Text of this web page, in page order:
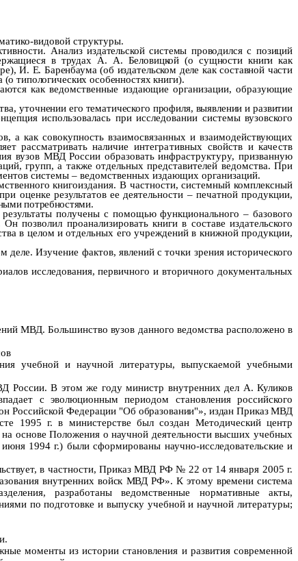
видовой структуры.
Анализ издательской системы проводился с позиций
в трудах А. А. Беловицкой (осущности книги как
И. Е. Баренбаума (об издательском деле как составной части
типологических особенностях книги).
как ведомственные издающие организации, образующие
уточнении его тематического профиля, выявлении и развитии
использовалась при исследовании системы вузовского
а как совокупность взаимосвязанных и взаимодействующих
рассматривать наличие интегративных свойств и качеств
вузов МВД России образовать инфраструктуру, призванную
групп, а также отдельных представителей ведомства. При
системы – ведомственных издающих организаций.
книгоиздания. В частности, системный комплексный
оценке результатов ее деятельности – печатной продукции,
потребностями.
получены с помощью функционального – базового
Он позволил проанализировать книги в составе издательского
в целом и отдельных его учреждений в книжной продукции,
Изучение фактов, явлений с точки зрения исторического
исследования, первичного и вторичного документальных
МВД. Большинство вузов данного ведомства расположено в
учебной и научной литературы, выпускаемой учебными
России. В этом же году министр внутренних дел А. Куликов
с эволюционным периодом становления российского
Российской Федерации "Об образовании"», издан Приказ МВД
1995 г. в министерстве был создан Методический центр
на основе Положения о научной деятельности высших учебных
июня 1994 г.) были сформированы научно-исследовательские и
в частности, Приказ МВД РФ № 22 от 14 января 2005 г.
внутренних войск МВД РФ». К этому времени система
разработаныведомственные нормативные акты,
по подготовке и выпуску учебной и научной литературы;
.
моменты из историистановления и развития современной